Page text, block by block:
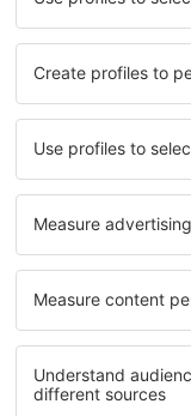
cazare pentru
de
facilități,
câteva zile în
în centrul
mai puțin
cazare în funcție
mai devreme, aveți
relaxa, fără a fi
de cazare.
și vă veţi bucura